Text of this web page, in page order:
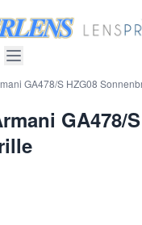
GA478/S HZG08
GA478/